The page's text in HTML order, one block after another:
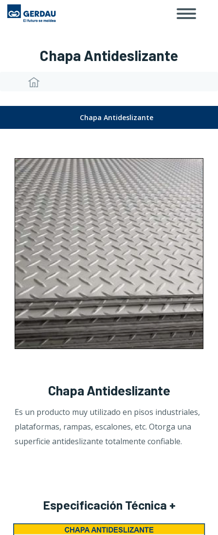
Skip
Toggle
Chapa Antideslizante
Breadcrumb
Chapa Antideslizante
Chapa Antideslizante
Es un producto muy utilizado en pisos industriales,
plataformas, rampas, escalones, etc. Otorga una
superficie antideslizante totalmente confiable.
Especificación Técnica +